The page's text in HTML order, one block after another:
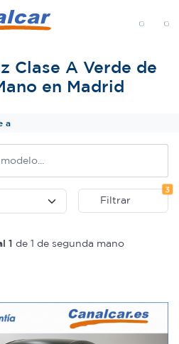
Clase A Verde de
en Madrid
a
Filtrar
3
1 de 1 de segunda mano